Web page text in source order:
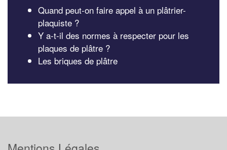
Quand peut-on faire appel à un plâtrier-
plaquiste ?
Y a-t-il des normes à respecter pour les
plaques de plâtre ?
Les briques de plâtre